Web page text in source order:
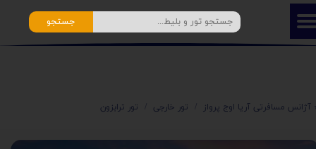
جستجو
آژانس مسافرتی آریا اوج پرواز تور خارجی تور ترابزون